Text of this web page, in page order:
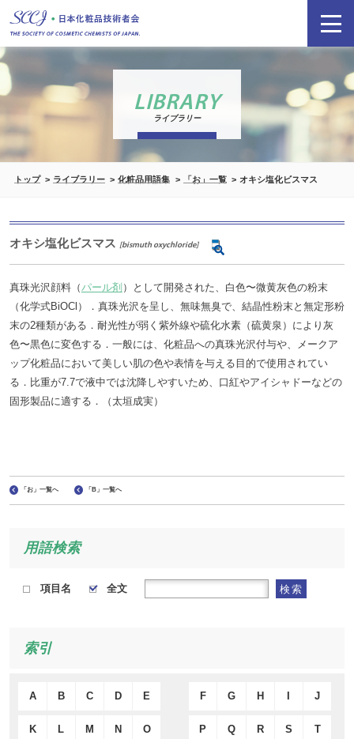
LIBRARY
ライブラリー
トップ ライブラリー 化粧品用語集 「お」一覧 オキシ塩化ビスマス
オキシ塩化ビスマス [bismuth oxychloride]
真珠光沢顔料（パール剤 ）として開発された、白色〜微黄灰色の粉末
（化学式BiOCl）．真珠光沢を呈し、無味無臭で、結晶性粉末と無定形粉
末の2種類がある．耐光性が弱く紫外線や硫化水素（硫黄泉）により灰
色〜黒色に変色する．一般には、化粧品への真珠光沢付与や、メークア
ップ化粧品において美しい肌の色や表情を与える目的で使用されてい
る．比重が7.7で液中では沈降しやすいため、口紅やアイシャドーなどの
固形製品に適する．（太垣成実）
「お」一覧へ 「B」一覧へ
用語検索
項目名 全文 検索
索引
A B C D E F G H J
K L M N O P Q R S T